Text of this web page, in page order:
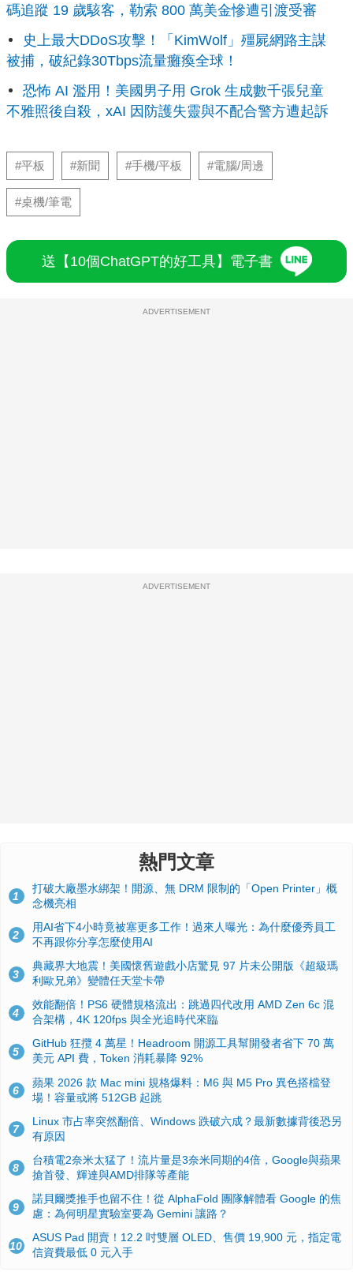
碼追蹤 19 歲駭客，勒索 800 萬美金慘遭引渡受審
史上最大DDoS攻擊！「KimWolf」殭屍網路主謀
被捕，破紀錄30Tbps流量癱瘓全球！
恐怖 AI 濫用！美國男子用 Grok 生成數千張兒童
不雅照後自殺，xAI 因防護失靈與不配合警方遭起訴
#平板 #新聞 #手機/平板 #電腦/周邊
#桌機/筆電
送【10個ChatGPT的好工具】電子書
ADVERTISEMENT
ADVERTISEMENT
熱門文章
1
打破大廠墨水綁架！開源、無 DRM 限制的「Open Printer」概
念機亮相
2
用AI省下4小時竟被塞更多工作！過來人曝光：為什麼優秀員工
不再跟你分享怎麼使用AI
3
典藏界大地震！美國懷舊遊戲小店驚見 97 片未公開版《超級瑪
利歐兄弟》變體任天堂卡帶
4
效能翻倍！PS6 硬體規格流出：跳過四代改用 AMD Zen 6c 混
合架構，4K 120fps 與全光追時代來臨
5
GitHub 狂攬 4 萬星！Headroom 開源工具幫開發者省下 70 萬
美元 API 費，Token 消耗暴降 92%
6
蘋果 2026 款 Mac mini 規格爆料：M6 與 M5 Pro 異色搭檔登
場！容量或將 512GB 起跳
7
Linux 市占率突然翻倍、Windows 跌破六成？最新數據背後恐另
有原因
8
台積電2奈米太猛了！流片量是3奈米同期的4倍，Google與蘋果
搶首發、輝達與AMD排隊等產能
9
諾貝爾獎推手也留不住！從 AlphaFold 團隊解體看 Google 的焦
慮：為何明星實驗室要為 Gemini 讓路？
10
ASUS Pad 開賣！12.2 吋雙層 OLED、售價 19,900 元，指定電
信資費最低 0 元入手